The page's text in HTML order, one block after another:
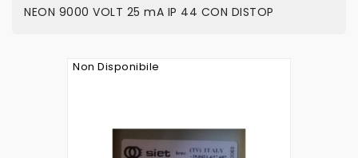
NEON 9000 VOLT 25 mA IP 44 CON DISTOP
Non Disponibile